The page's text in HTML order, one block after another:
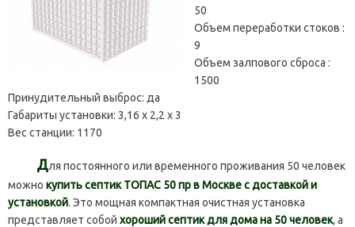
50
Объем переработки стоков :
9
Объем залпового сброса :
1500
Принудительный выброс: да
Габариты установки: 3,16 х 2,2 х 3
Вес станции: 1170
Для постоянного или временного проживания 50 человек
можно купить септик ТОПАС 50 пр в Москве с доставкой и
установкой. Это мощная компактная очистная установка
представляет собой хороший септик для дома на 50 человек, а